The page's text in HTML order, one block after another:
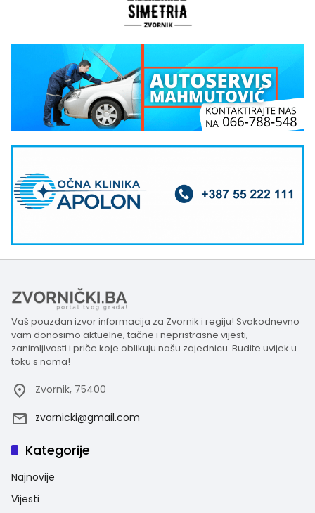
Vaš pouzdan izvor informacija za Zvornik i regiju! Svakodnevno
vam donosimo aktuelne, tačne i nepristrasne vijesti,
zanimljivosti i priče koje oblikuju našu zajednicu. Budite uvijek u
toku s nama!
Zvornik, 75400
zvornicki@gmail.com
Kategorije
Najnovije
Vijesti